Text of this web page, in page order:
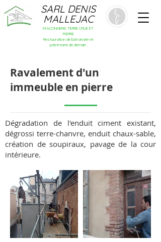
SARL DENIS
MALLEJAC
MAÇONNERIE TERRE CRUE ET
PIERRE
Restauration de bâti ancien et
patrimoine de demain
Ravalement d'un
immeuble en pierre
Dégradation de l'enduit ciment existant,
dégrossi terre-chanvre, enduit chaux-sable,
création de soupiraux, pavage de la cour
intérieure.